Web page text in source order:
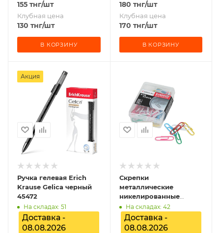
155 тнг/шт
Клубная цена
130 тнг/шт
В КОРЗИНУ
180 тнг/шт
Клубная цена
170 тнг/шт
В КОРЗИНУ
Акция
Ручка гелевая Erich
Krause Gelica черный
45472
На складах: 51
Доставка -
08.08.2026
Скрепки
металлические
никелированные
Comix B3507 29mm
(100 скрепок)
На складах: 42
Доставка -
08.08.2026